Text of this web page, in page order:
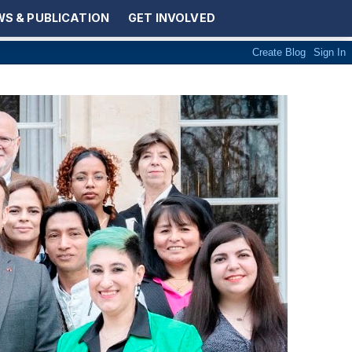
& PUBLICATION GET INVOLVED